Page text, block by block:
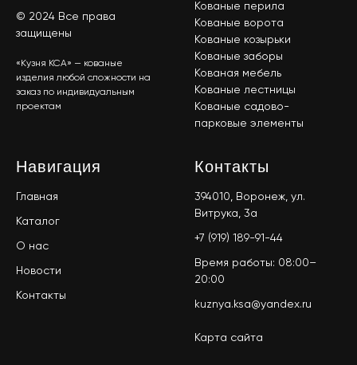
© 2024 Все права
защищены
«Кузня КСА» — кованые
изделия любой сложности на
заказ по индивидуальным
проектам
Кованые перила
Кованые ворота
Кованые козырьки
Кованые заборы
Кованая мебель
Кованые лестницы
Кованые садово-
парковые элементы
Навигация
Главная
Каталог
О нас
Новости
Контакты
Контакты
394010, Воронеж, ул.
Витрука, 3а
+7 (919) 189-91-44
Время работы: 08:00–
20:00
kuznya.ksa@yandex.ru
Карта сайта